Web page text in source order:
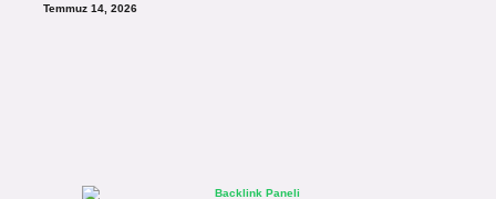
Temmuz 14, 2026